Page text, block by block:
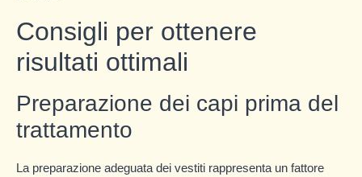
Consigli per ottenere
risultati ottimali
Preparazione dei capi prima del
trattamento
La preparazione adeguata dei vestiti rappresenta un fattore